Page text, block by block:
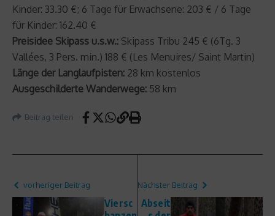
Kinder: 33.30 €; 6 Tage für Erwachsene: 203 € / 6 Tage
für Kinder: 162.40 €
Preisidee Skipass u.s.w.: Skipass Tribu 245 € (6Tg. 3
Vallées, 3 Pers. min.) 188 € (Les Menuires/ Saint Martin)
Länge der Langlaufpisten: 28 km kostenlos
Ausgeschilderte Wanderwege: 58 km
Beitrag teilen
vorheriger Beitrag
Viersc
Nächster Beitrag
Abseit